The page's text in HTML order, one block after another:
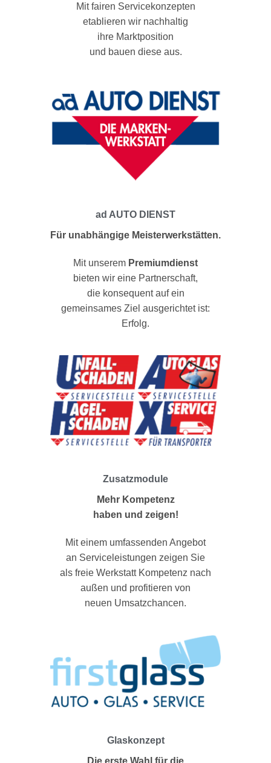
Mit fairen Servicekonzepten
etablieren wir nachhaltig
ihre Marktposition
und bauen diese aus.
ad AUTO DIENST
Für unabhängige Meisterwerkstätten.
Mit unserem Premiumdienst
bieten wir eine Partnerschaft,
die konsequent auf ein
gemeinsames Ziel ausgerichtet ist:
Erfolg.
Zusatzmodule
Mehr Kompetenz
haben und zeigen!
Mit einem umfassenden Angebot
an Serviceleistungen zeigen Sie
als freie Werkstatt Kompetenz nach
außen und profitieren von
neuen Umsatzchancen.
Glaskonzept
Die erste Wahl für die